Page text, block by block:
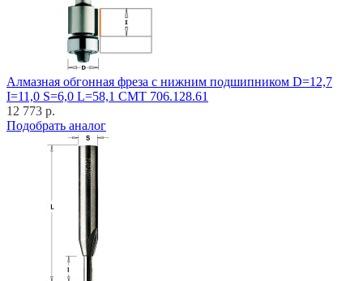
Алмазная обгонная фреза с нижним подшипником D=12,7
I=11,0 S=6,0 L=58,1 CMT 706.128.61
12 773 р.
Подобрать аналог